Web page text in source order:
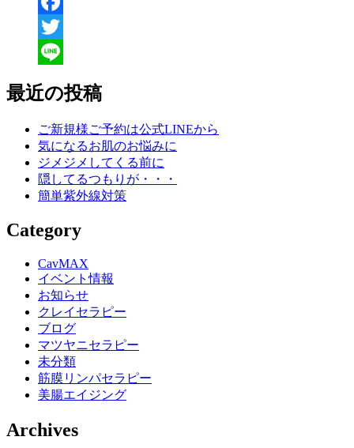
Facebook
Twitter
最近の投稿
ご新規様ご予約は公式LINEから
気になるお肌のお悩みに
ジメジメしてくる前に
隠してるつもりが・・・
簡単紫外線対策
Category
CavMAX
イベント情報
お知らせ
クレイセラピー
ブログ
マツヤニセラピー
未分類
筋膜リンパセラピー
美腸エイジング
Archives